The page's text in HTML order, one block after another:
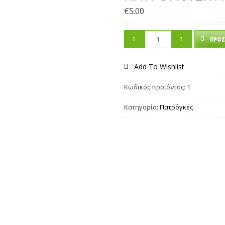
€5.00
Add To Wishlist
Κωδικός προϊόντος: 1
Κατηγορία:Πατρόγκες